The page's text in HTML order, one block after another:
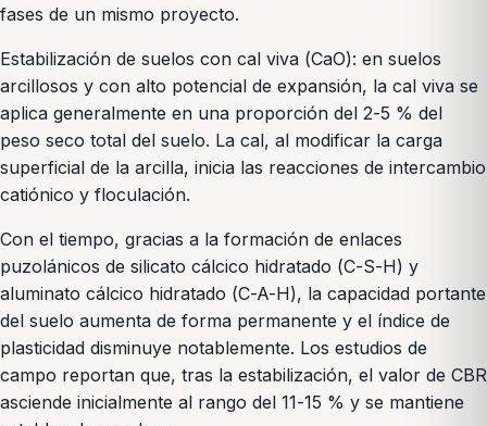
fases de un mismo proyecto.
Estabilización de suelos con cal viva (CaO): en suelos
arcillosos y con alto potencial de expansión, la cal viva se
aplica generalmente en una proporción del 2-5 % del
peso seco total del suelo. La cal, al modificar la carga
superficial de la arcilla, inicia las reacciones de intercambio
catiónico y floculación.
Con el tiempo, gracias a la formación de enlaces
puzolánicos de silicato cálcico hidratado (C-S-H) y
aluminato cálcico hidratado (C-A-H), la capacidad portante
del suelo aumenta de forma permanente y el índice de
plasticidad disminuye notablemente. Los estudios de
campo reportan que, tras la estabilización, el valor de CBR
asciende inicialmente al rango del 11-15 % y se mantiene